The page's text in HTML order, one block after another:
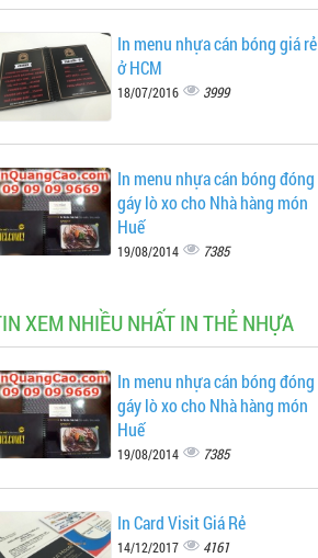
In menu nhựa cán bóng giá rẻ
ở HCM
18/07/2016 3999
In menu nhựa cán bóng đóng
gáy lò xo cho Nhà hàng món
Huế
19/08/2014 7385
XEM NHIỀU NHẤT IN THẺ NHỰA
In menu nhựa cán bóng đóng
gáy lò xo cho Nhà hàng món
Huế
19/08/2014 7385
In Card Visit Giá Rẻ
14/12/2017 4161